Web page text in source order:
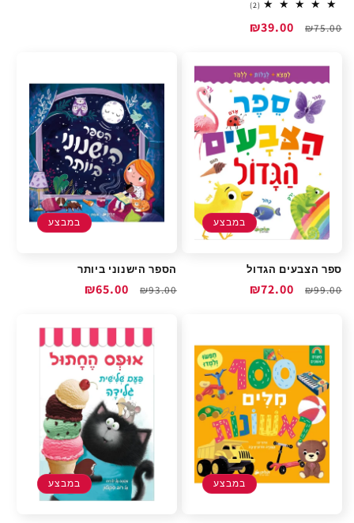
(2)
2
reviews
מחיר
₪75.00
מחיר
₪39.00
במבצע
ספר הצבעים הגדול
מחיר
₪99.00
מחיר
₪72.00
במבצע
הספר הישנוני ביותר
מחיר
₪93.00
מחיר
₪65.00
במבצע במבצע